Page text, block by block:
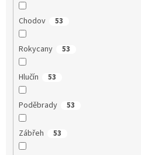
Chodov 53
Rokycany 53
Hlučín 53
Poděbrady 53
Zábřeh 53